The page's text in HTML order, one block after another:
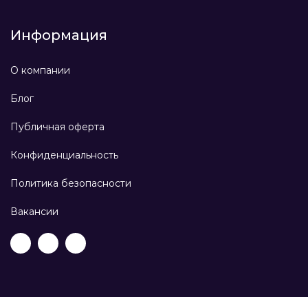
Информация
О компании
Блог
Публичная оферта
Конфиденциальность
Политика безопасности
Вакансии